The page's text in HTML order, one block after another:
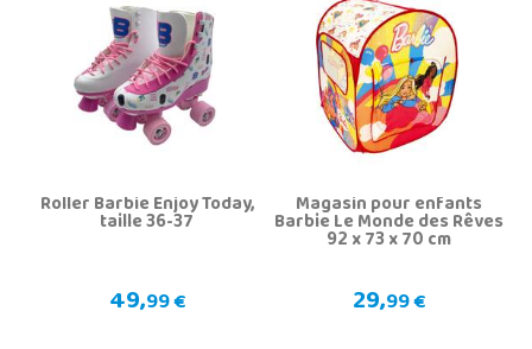
Roller Barbie Enjoy Today,
taille 36-37
49,99 €
Magasin pour enfants
Barbie Le Monde des Rêves
92 x 73 x 70 cm
29,99 €